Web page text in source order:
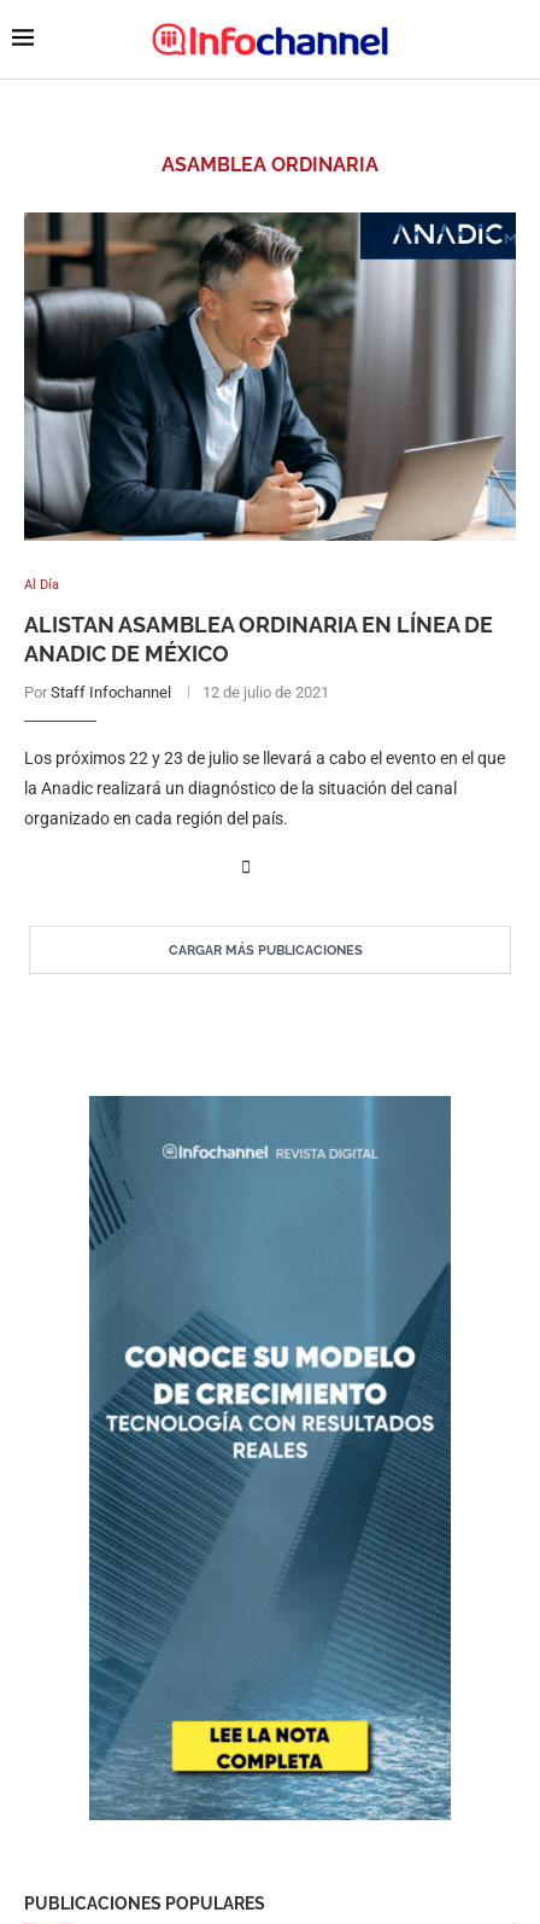
ASAMBLEA ORDINARIA
Al Día
ALISTAN ASAMBLEA ORDINARIA EN LÍNEA DE
ANADIC DE MÉXICO
Por Staff Infochannel 12 de julio de 2021
Los próximos 22 y 23 de julio se llevará a cabo el evento en el que
la Anadic realizará un diagnóstico de la situación del canal
organizado en cada región del país.
CARGAR MÁS PUBLICACIONES
PUBLICACIONES POPULARES